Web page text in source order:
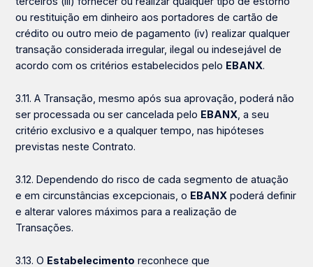
ou restituição em dinheiro aos portadores de cartão de
crédito ou outro meio de pagamento (iv) realizar qualquer
transação considerada irregular, ilegal ou indesejável de
acordo com os critérios estabelecidos pelo EBANX.
3.11. A Transação, mesmo após sua aprovação, poderá não
ser processada ou ser cancelada pelo EBANX , a seu
critério exclusivo e a qualquer tempo, nas hipóteses
previstas neste Contrato.
3.12. Dependendo do risco de cada segmento de atuação
e em circunstâncias excepcionais, o EBANX poderá definir
e alterar valores máximos para a realização de
Transações.
3.13. O Estabelecimento reconhece que